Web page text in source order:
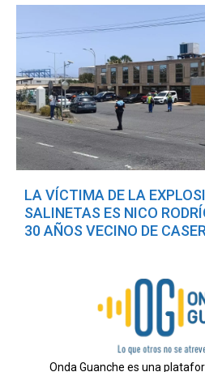
LA VÍCTIMA DE LA
SALINETAS ES NICO
30 AÑOS VECINO DE
Onda Guanche es una